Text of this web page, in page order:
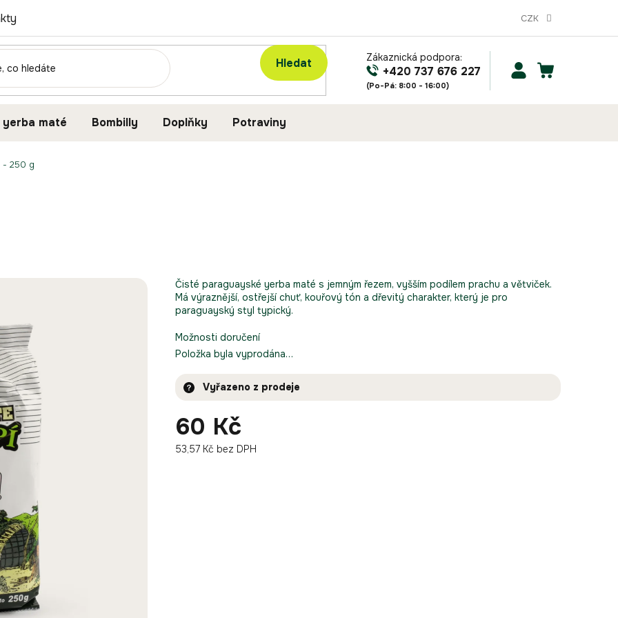
CZK
Hledat
NÁKUPNÍ
Zákaznická podpora:
+420 737 676 227
yerba maté Bombilly Doplňky Potraviny
- 250 g
60 Kč
53,57 Kč bez DPH
Vyřazeno z prodeje
Možnosti doručení
Položka byla vyprodána…
Čisté paraguayské yerba maté s jemným řezem, vyšším podílem prachu a větviček.
Má výraznější, ostřejší chuť, kouřový tón a dřevitý charakter, který je pro
paraguayský styl typický.